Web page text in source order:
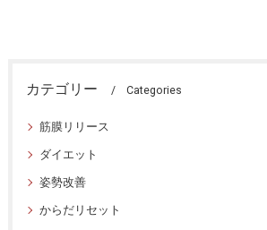
カテゴリー Categories
筋膜リリース
ダイエット
姿勢改善
からだリセット